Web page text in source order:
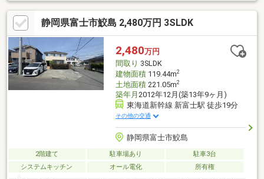
静岡県富士市鮫島 2,480万円 3SLDK
2,480万円
間取り 3SLDK
建物面積119.44m2
土地面積221.05m2
築年月 2012年12月(築13年9ヶ月)
東海道新幹線 新富士駅 徒歩19分
その他の交通
静岡県富士市鮫島
2階建て 駐車場あり
駐車3台
システムキッチン
オール電化 所有権